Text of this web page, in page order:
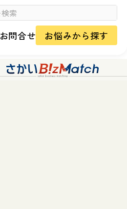
お問合せ お悩みから探す